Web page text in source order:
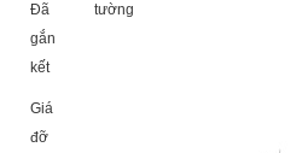
Đã
gắn
kết
tường
Giá
đỡ